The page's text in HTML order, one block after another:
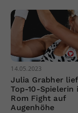
14.05.2023
Julia Grabher
Top-10-Spielerin
Rom Fight auf
Augenhöhe